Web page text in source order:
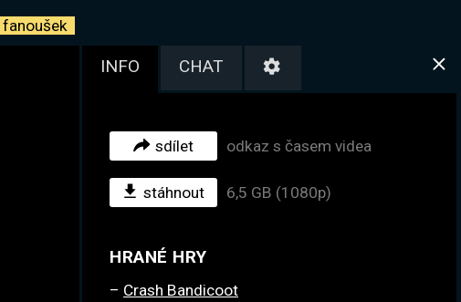
fanoušek
INFO CHAT
sdílet odkaz s časem videa
stáhnout 6,5 GB (1080p)
HRANÉ HRY
Crash Bandicoot